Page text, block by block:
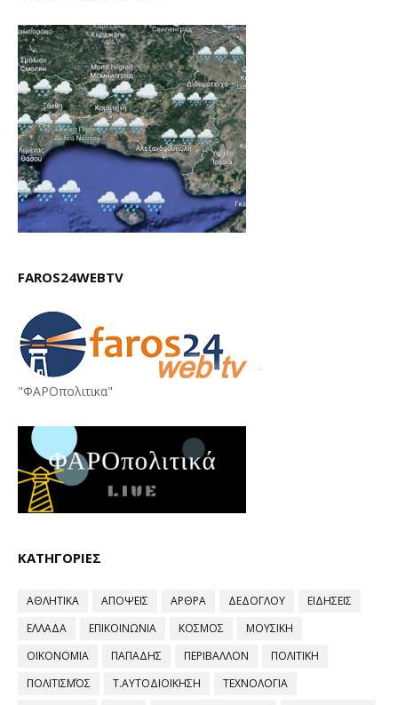
FAROS24WEBTV
"ΦΑΡΟπολιτικα"
ΚΑΤΗΓΟΡΙΕΣ
ΑΘΛΗΤΙΚΑ ΑΠΟΨΕΙΣ ΑΡΘΡΑ ΔΕΔΟΓΛΟΥ
ΕΙΔΗΣΕΙΣ
ΕΛΛΑΔΑ
ΕΠΙΚΟΙΝΩΝΙΑ ΚΟΣΜΟΣ
ΜΟΥΣΙΚΗ
ΟΙΚΟΝΟΜΙΑ
ΠΑΠΑΔΗΣ ΠΕΡΙΒΑΛΛΟΝ
ΠΟΛΙΤΙΚΗ
ΠΟΛΙΤΙΣΜΌΣ
Τ.ΑΥΤΟΔΙΟΙΚΗΣΗ
ΤΕΧΝΟΛΟΓΙΑ